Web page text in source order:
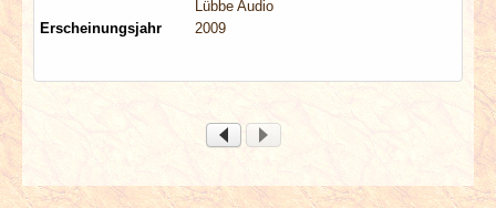
Lübbe Audio
Erscheinungsjahr
2009